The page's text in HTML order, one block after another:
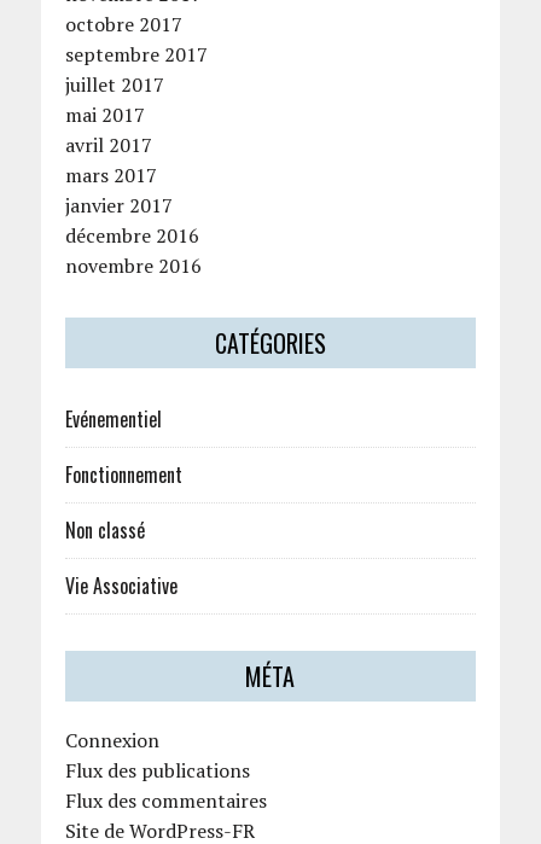
octobre 2017
septembre 2017
juillet 2017
mai 2017
avril 2017
mars 2017
janvier 2017
décembre 2016
novembre 2016
CATÉGORIES
Evénementiel
Fonctionnement
Non classé
Vie Associative
MÉTA
Connexion
Flux des publications
Flux des commentaires
Site de WordPress-FR